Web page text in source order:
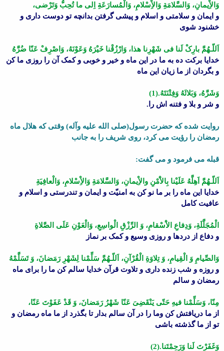
وَالاِْیمانِ، وَالسَّلامَةِ وَالاِْسْلامِ، وَالْمُسارَعَةِ اِلى ما تُحِبُّ وَتَرْضى،
و ایمان و سلامتى و اسلام و پیشى گرفتن بدانچه تو دوست دارى و
خشنود شوى
اَللّـهُمَّ بارِکْ لَنا فى شَهْرِنا هذا، وَارْزُقْنا خَیْرَهُ وَعَوْنَهُ، وَاصْرِفْ عَنّا ضُرَّهُ
خدایا برکت ده به ما در این ماه و خیر و خوبى و کمک آن را روزى ما کن
و بگردان از ما زیان این ماه
وَشَرَّهُ، وَبَلائَهُ وَفِتْنَتَهُ.(1)
و شر و بلا و فتنه اش را.
روایت شده که حضرت رسول(صلى الله علیه وآله) وقتى که هلال ماه
رمضان را رؤیت مى کرد، روى شریف را به جانب
قبله مى فرمود و مى گفت:
اَللّـهُمَّ اَهِلَّهُ عَلَیْنا بِالاَْمْنِ والاِْیمانِ، وَالسَّلامَةِ وَالاِْسْلامِ، وَالْعافِیَةِ
خدایا این ماه را بر ما نو کن به امنیّت و ایمان و تندرستى و اسلام و
عافیت کامل
الْمُجَلَّلَةِ، وَدِفاعِ الاَْسْقامِ، وَ الرِّزْقِ الْواسِعِ، وَالْعَوْنِ عَلَى الصَّلاةِ
و دفاع از دردها و روزى وسیع و کمک بر نماز
وَالصِّیامِ وَ الْقِیامِ، وَ تِلاوَةِ الْقُرْآنِ، اَللّـهُمَّ سَلِّمْنا لِشَهْرِ رَمَضانَ، وَ تَسَلَّمْهُ
و روزه و شب زنده دارى و تلاوت قرآن خدایا سالم کن ما را براى ماه
رمضان و سالم
مِنّا، وَسَلِّمْنا فیهِ حَتّى یَنْقَضِىَ عَنّا شَهْرُ رَمَضانَ، وَ قَدْ عَفَوْتَ عَنّا،
از ما دریافتش کن وما را در آن سالم بدار تا بگذرد از ما ماه رمضان و
تو از ما گذشته باشى
وَغَفَرْتَ لَنا وَرَحِمْتَنا.(2)